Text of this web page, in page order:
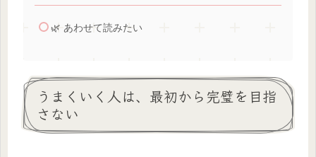
🌿 あわせて読みたい
うまくいく人は、最初から完璧を目指
さない